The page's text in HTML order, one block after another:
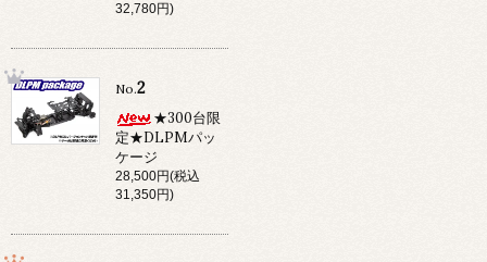
32,780円)
No.2
★300台限
定★DLPMパッ
ケージ
28,500円(税込
31,350円)